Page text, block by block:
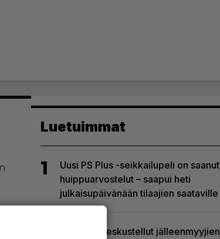
Luetuimmat
1
Uusi PS Plus -seikkailupeli on saanut
huippuarvostelut – saapui heti
julkaisupäivänään tilaajien saataville
Sony on keskustellut jälleenmyyjien